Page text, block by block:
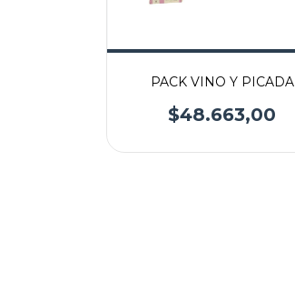
PACK VINO Y PICADA
$48.663,00